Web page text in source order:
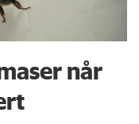
når